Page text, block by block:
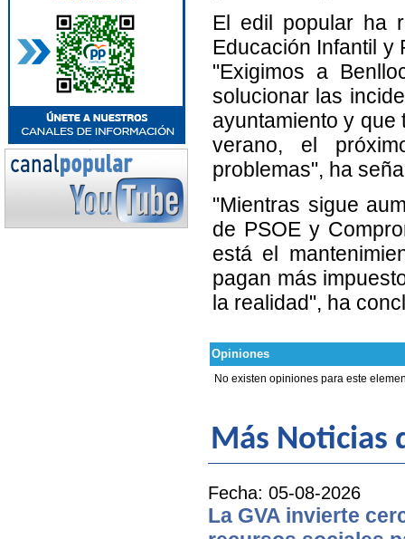
El edil popular ha
Educación Infantil y
"Exigimos a
solucionar las
ayuntamiento y
verano, el
problemas", ha
"Mientras sigue
de PSOE y
está el
pagan más
la realidad", ha
Opiniones
No existen opiniones para este
Más Noticias
Fecha: 05-08-2026
La GVA invierte